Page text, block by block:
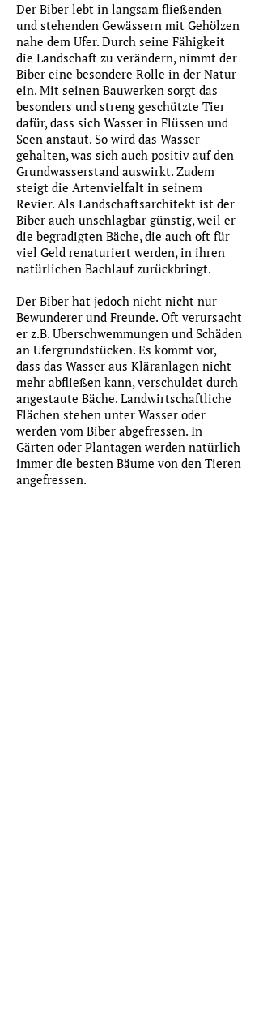
Der Biber lebt in langsam fließenden
und stehenden Gewässern mit Gehölzen
nahe dem Ufer. Durch seine Fähigkeit
die Landschaft zu verändern, nimmt der
Biber eine besondere Rolle in der Natur
ein. Mit seinen Bauwerken sorgt das
besonders und streng geschützte Tier
dafür, dass sich Wasser in Flüssen und
Seen anstaut. So wird das Wasser
gehalten, was sich auch positiv auf den
Grundwasserstand auswirkt. Zudem
steigt die Artenvielfalt in seinem
Revier. Als Landschaftsarchitekt ist der
Biber auch unschlagbar günstig, weil er
die begradigten Bäche, die auch oft für
viel Geld renaturiert werden, in ihren
natürlichen Bachlauf zurückbringt.
Der Biber hat jedoch nicht nicht nur
Bewunderer und Freunde. Oft verursacht
er z.B. Überschwemmungen und Schäden
an Ufergrundstücken. Es kommt vor,
dass das Wasser aus Kläranlagen nicht
mehr abfließen kann, verschuldet durch
angestaute Bäche. Landwirtschaftliche
Flächen stehen unter Wasser oder
werden vom Biber abgefressen. In
Gärten oder Plantagen werden natürlich
immer die besten Bäume von den Tieren
angefressen.